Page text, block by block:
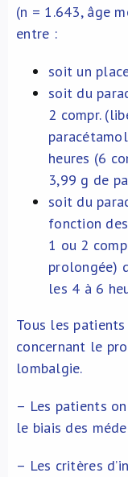
(n = 1.643, âge
entre :
soit un
soit du
2 compr.
heures (6
3,99 g de
soit du
fonction
1 ou 2
prolongée)
les 4 à 6
Tous les
concernant le
lombalgie.
– Les patients
le biais des
– Les critères